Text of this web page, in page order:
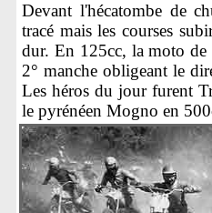
Devant l'hécatombe de
tracé mais les courses
dur. En 125cc, la moto de
2° manche obligeant le
Les héros du jour furent
le pyrénéen Mogno en